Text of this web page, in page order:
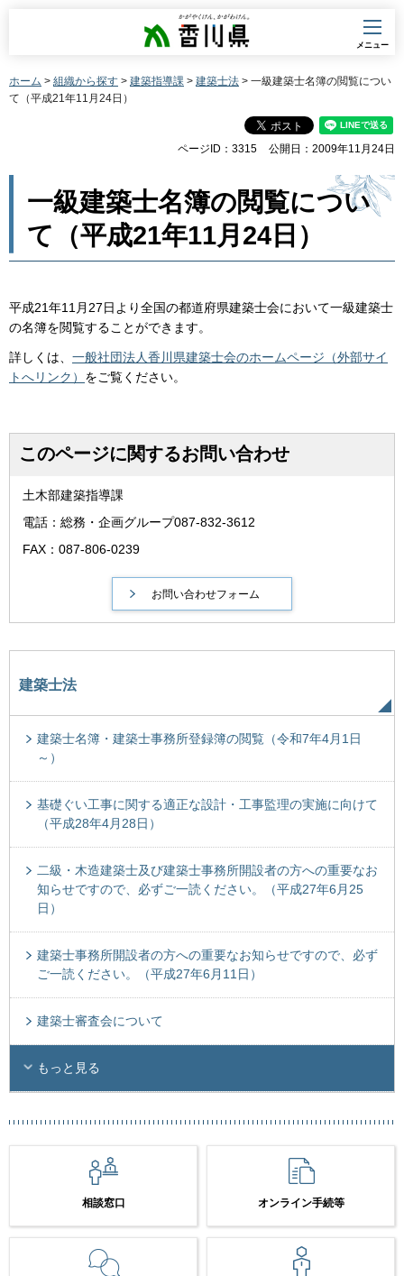
香川県
メニュー
ホーム > 組織から探す > 建築指導課 > 建築士法 > 一級建築士名簿の閲覧につい
て（平成21年11月24日）
ページID：3315 公開日：2009年11月24日
一級建築士名簿の閲覧につい
て（平成21年11月24日）
平成21年11月27日より全国の都道府県建築士会において一級建築士
の名簿を閲覧することができます。
詳しくは、 一般社団法人香川県建築士会のホームページ（外部サイ
トへリンク） をご覧ください。
このページに関するお問い合わせ
土木部建築指導課
電話：総務・企画グループ087-832-3612
FAX：087-806-0239
建築士法
建築士名簿・建築士事務所登録簿の閲覧（令和7年4月1日
～）
基礎ぐい工事に関する適正な設計・工事監理の実施に向けて
（平成28年4月28日）
二級・木造建築士及び建築士事務所開設者の方への重要なお
知らせですので、必ずご一読ください。（平成27年6月25
日）
建築士事務所開設者の方への重要なお知らせですので、必ず
ご一読ください。（平成27年6月11日）
建築士審査会について
もっと見る
相談窓口 オンライン手続等